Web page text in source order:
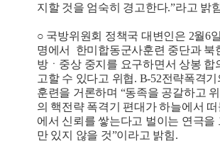
지할 것을 엄숙히 경고한다.”라고 밝
○ 국방위원회 정책국 대변인은 2월6
명에서 한미합동군사훈련 중단과 북
방ㆍ중상 중지를 요구하면서 상봉 합
고할 수 있다고 위협. B-52전략폭격
훈련을 거론하며 “동족을 공갈하고
의 핵전략 폭격기 편대가 하늘에서 떠
에서 신뢰를 쌓는다고 벌이는 연극을
만 있지 않을 것”이라고 밝힘.